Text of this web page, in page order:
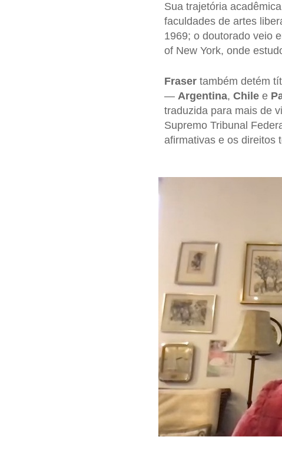
Sua trajetória
faculdades de artes
1969; o doutorado veio
of New York, onde
Frasertambém detém
— Argentina, Chilee
traduzida para mais de
Supremo Tribunal
afirmativas e os direitos